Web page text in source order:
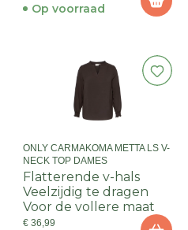
Op voorraad
ONLY CARMAKOMA METTA LS V-
NECK TOP DAMES
Flatterende v-hals
Veelzijdig te dragen
Voor de vollere maat
€ 36,99